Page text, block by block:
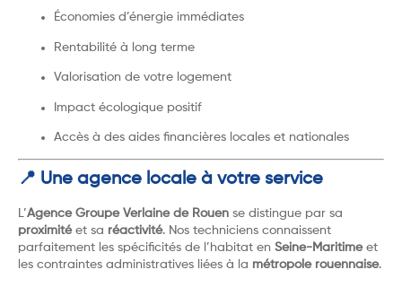
Économies d’énergie immédiates
Rentabilité à long terme
Valorisation de votre logement
Impact écologique positif
Accès à des aides financières locales et nationales
📍 Une agence locale à votre service
L’Agence Groupe Verlaine de Rouen se distingue par sa
proximitéet sa réactivité. Nos techniciens connaissent
parfaitement les spécificités de l’habitat en Seine-Maritimeet
les contraintes administratives liées à la métropole rouennaise.